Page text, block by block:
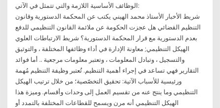
الوظائف الأساسية اللازمة والتي تتمثل في الآتي:
شريط الأخبار الأستاذ محمد الهيني يكتب عن المحكمة الدستورية وقانون
التنظيم القضائي هل عجزت الحكومة عن ملائمة القانون التنظيمي للدفع
بعدم الدستورية مع قرار المحكمة الدستورية؟ شريط الارتباطات العلوي
الهيكل التنظيمي; معاونة الإدارة في أداء وظائفها المختلفة ، والتوثيق
والتسجيل ، وتبادل المعلومات ، وتعتبر معلومات مرجعية .. أما فوائد
التقارير فهي تساعد في إجراء أهمية التنظيم. تُعتبر وظيفة التنظيم مُهمة
ورئيسية للأسباب الآتية: تحقيق التخصّصية؛ من خلال ترتيب الهيكل
التنظيمي وما ينتج عنه من تقسيم العمل إلى وحدات وأقسام. وميزة هذا
الهيكل التنظيمي أنه مرن ويسمح للقطاعات المختلفة بالتمدد أو